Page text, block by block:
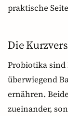
praktische
Die
Probiotika sind
überwiegend
ernähren.
zueinander,